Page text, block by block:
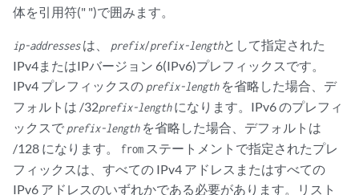
体を引用符(" ")で囲みます。
ip-addressesは、 prefix/prefix-lengthとして指定された
IPv4またはIPバージョン 6(IPv6)プレフィックスです。
IPv4 プレフィックスの prefix-lengthを省略した場合、デ
フォルトは /32prefix-lengthになります。IPv6 のプレフィ
ックスで prefix-lengthを省略した場合、デフォルトは
/128 になります。
from ステートメントで指定されたプレ
フィックスは、すべての IPv4 アドレスまたはすべての
IPv6 アドレスのいずれかである必要があります。リスト